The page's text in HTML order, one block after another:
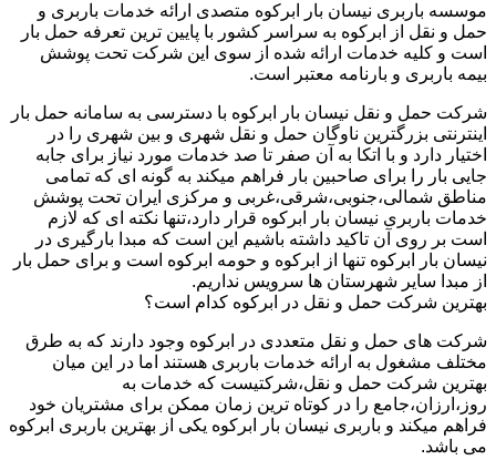
موسسه باربری نیسان بار ابرکوه متصدی ارائه خدمات باربری و
حمل و نقل از ابرکوه به سراسر کشور با پایین ترین تعرفه حمل بار
است و کلیه خدمات ارائه شده از سوی این شرکت تحت پوشش
بیمه باربری و بارنامه معتبر است.
شرکت حمل و نقل نیسان بار ابرکوه با دسترسی به سامانه حمل بار
اینترنتی بزرگترین ناوگان حمل و نقل شهری و بین شهری را در
اختیار دارد و با اتکا به آن صفر تا صد خدمات مورد نیاز برای جابه
جایی بار را برای صاحبین بار فراهم میکند به گونه ای که تمامی
مناطق شمالی،جنوبی،شرقی،غربی و مرکزی ایران تحت پوشش
خدمات باربری نیسان بار ابرکوه قرار دارد،تنها نکته ای که لازم
است بر روی آن تاکید داشته باشیم این است که مبدا بارگیری در
نیسان بار ابرکوه تنها از ابرکوه و حومه ابرکوه است و برای حمل بار
از مبدا سایر شهرستان ها سرویس نداریم.
بهترین شرکت حمل و نقل در ابرکوه کدام است؟
شرکت های حمل و نقل متعددی در ابرکوه وجود دارند که به طرق
مختلف مشغول به ارائه خدمات باربری هستند اما در این میان
بهترین شرکت حمل و نقل،شرکتیست که خدمات به
روز،ارزان،جامع را در کوتاه ترین زمان ممکن برای مشتریان خود
فراهم میکند و باربری نیسان بار ابرکوه یکی از بهترین باربری ابرکوه
می باشد.